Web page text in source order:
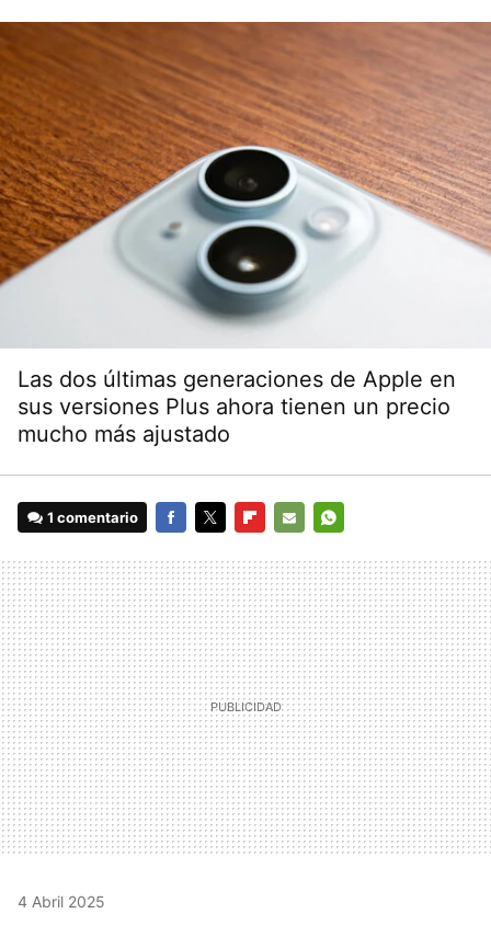
Las dos últimas generaciones de Apple en
sus versiones Plus ahora tienen un precio
mucho más ajustado
1 comentario
MAIL
4 Abril 2025